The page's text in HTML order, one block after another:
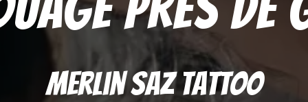
Merlin Saz Tattoo